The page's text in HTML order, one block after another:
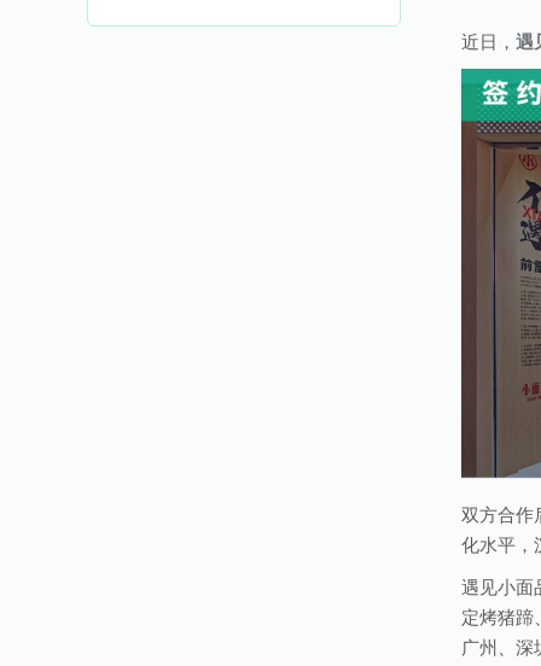
近日， 遇
双方合作
化水平，
遇见小面
定烤猪蹄
广州、深